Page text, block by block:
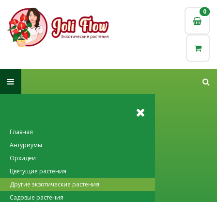
0
0
Главная
Антуриумы
Орхидеи
Цветущие растения
Другие экзотические растения
Садовые растения